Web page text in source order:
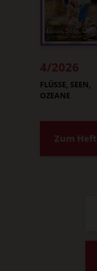
4/2026
:
FLÜSSE, SEEN,
OZEANE
Zum Heft